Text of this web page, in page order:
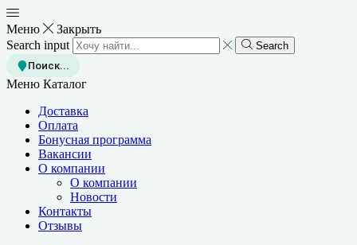
Меню
Закрыть
Search input
Search
Поиск...
Меню Каталог
Доставка
Оплата
Бонусная программа
Вакансии
О компании
О компании
Новости
Контакты
Отзывы